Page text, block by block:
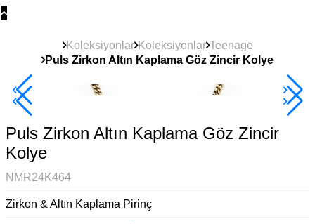
Koleksiyonlar Koleksiyonlar Teenage
Puls Zirkon Altın Kaplama Göz Zincir Kolye
2+ Ürüne +%10
Puls Zirkon Altın Kaplama Göz Zincir
Kolye
NMR24K464
Zirkon & Altın Kaplama Pirinç